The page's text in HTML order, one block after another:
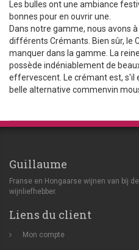
Les bulles ont une ambiance
bonnes pour en ouvrir une.
Dans notre gamme, nous avons
différents Crémants. Bien sûr, le
manquer dans la gamme. La
possède indéniablement de
effervescent. Le crémant est, s'il
belle alternative commenvin
Guillaume
Franse en Hongaarse wijnen van bij
wijnliefhebber.
Liens du client
Mon compte